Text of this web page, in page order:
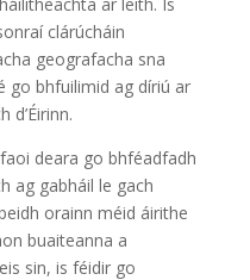
clárúcháin
geografacha sna
go bhfuilimid ag díriú ar
d’Éirinn.
deara go bhféadfadh
ag gabháil le gach
orainn méid áirithe
buaiteanna a
sin, is féidir go